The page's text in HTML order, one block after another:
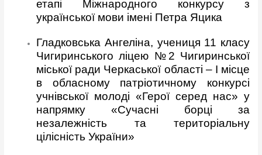
етапі Міжнародного конкурсу з
української мови імені Петра Яцика
Гладковська Ангеліна, учениця 11 класу
Чигиринського ліцею №2 Чигиринської
міської ради Черкаської області – І місце
в обласному патріотичному конкурсі
учнівської молоді «Герої серед нас» у
напрямку «Сучасні борці за
незалежність та територіальну
цілісність України»